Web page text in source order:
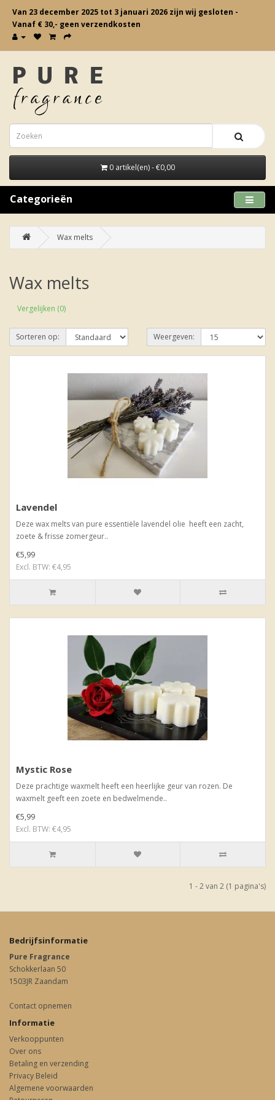
Van 23 december 2025 tot 3 januari 2026 zijn wij gesloten -
Vanaf € 30,- geen verzendkosten
0 artikel(en) - €0,00
Categorieën
Wax melts
Wax melts
Vergelijken (0)
Sorteren op: Weergeven:
Lavendel
Deze wax melts van pure essentiële lavendel olie heeft een zacht,
zoete & frisse zomergeur..
€5,99
Excl. BTW: €4,95
Mystic Rose
Deze prachtige waxmelt heeft een heerlijke geur van rozen. De
waxmelt geeft een zoete en bedwelmende..
€5,99
Excl. BTW: €4,95
1 - 2 van 2 (1 pagina's)
Bedrijfsinformatie
Pure Fragrance
Schokkerlaan 50
1503JR Zaandam
Contact opnemen
Informatie
Verkooppunten
Over ons
Betaling en verzending
Privacy Beleid
Algemene voorwaarden